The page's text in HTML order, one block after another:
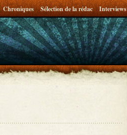
Chroniques Sélection de la rédac Interviews